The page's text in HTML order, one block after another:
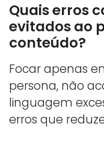
Quais erros
evitados ao
conteúdo?
Focar apenas
persona, não
linguagem
erros que